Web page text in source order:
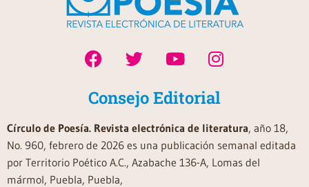
Consejo Editorial
Círculo de Poesía. Revista electrónica de literatura, año 18,
No. 960, febrero de 2026 es una publicación semanal editada
por Territorio Poético A.C., Azabache 136-A, Lomas del
mármol, Puebla, Puebla,